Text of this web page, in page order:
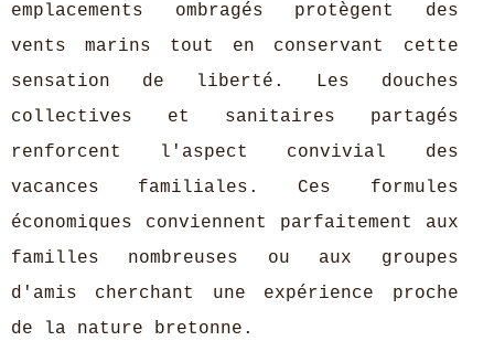
emplacements ombragés protègent des
vents marins tout en conservant cette
sensation de liberté. Les douches
collectives et sanitaires partagés
renforcent l'aspect convivial des
vacances familiales. Ces formules
économiques conviennent parfaitement aux
familles nombreuses ou aux groupes
d'amis cherchant une expérience proche
de la nature bretonne.